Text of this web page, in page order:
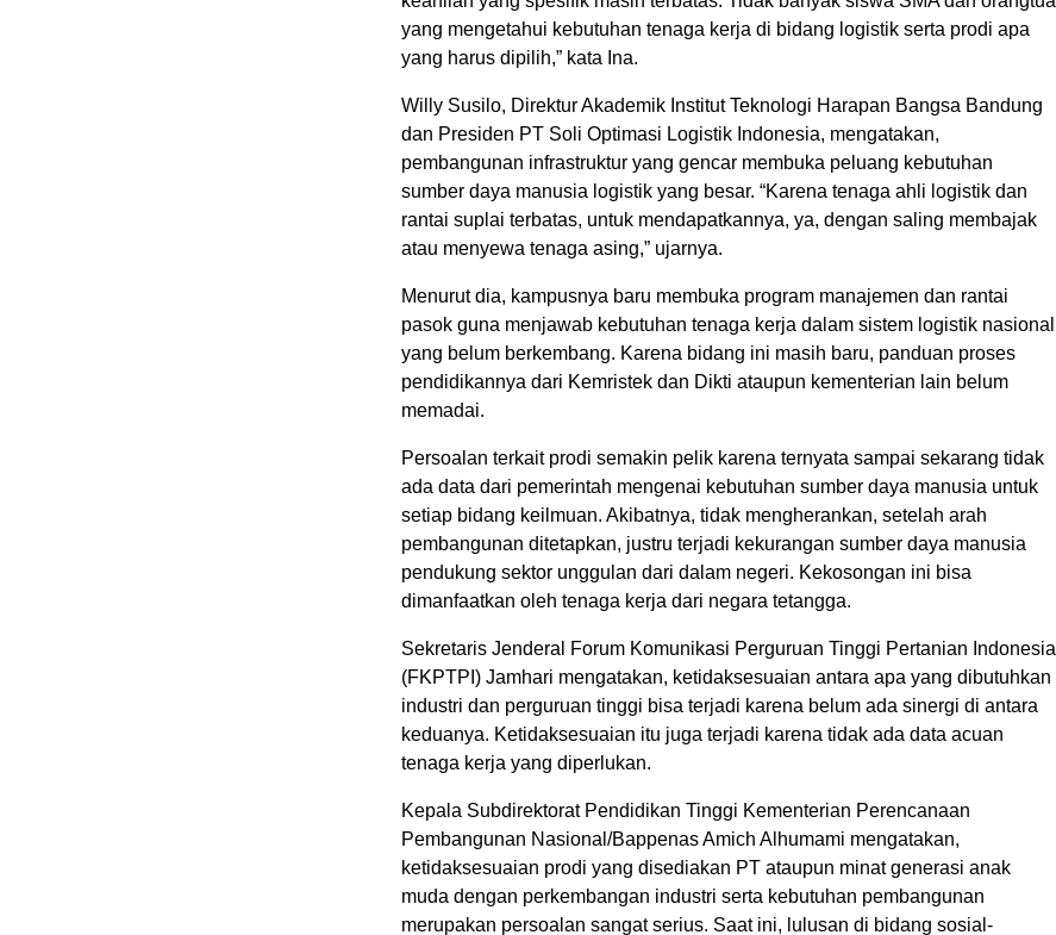
yang mengetahui kebutuhan tenaga kerja di bidang logistik serta prodi apa
yang harus dipilih,” kata Ina.
Willy Susilo, Direktur Akademik Institut Teknologi Harapan Bangsa Bandung
dan Presiden PT Soli Optimasi Logistik Indonesia, mengatakan,
pembangunan infrastruktur yang gencar membuka peluang kebutuhan
sumber daya manusia logistik yang besar. “Karena tenaga ahli logistik dan
rantai suplai terbatas, untuk mendapatkannya, ya, dengan saling membajak
atau menyewa tenaga asing,” ujarnya.
Menurut dia, kampusnya baru membuka program manajemen dan rantai
pasok guna menjawab kebutuhan tenaga kerja dalam sistem logistik nasional
yang belum berkembang. Karena bidang ini masih baru, panduan proses
pendidikannya dari Kemristek dan Dikti ataupun kementerian lain belum
memadai.
Persoalan terkait prodi semakin pelik karena ternyata sampai sekarang tidak
ada data dari pemerintah mengenai kebutuhan sumber daya manusia untuk
setiap bidang keilmuan. Akibatnya, tidak mengherankan, setelah arah
pembangunan ditetapkan, justru terjadi kekurangan sumber daya manusia
pendukung sektor unggulan dari dalam negeri. Kekosongan ini bisa
dimanfaatkan oleh tenaga kerja dari negara tetangga.
Sekretaris Jenderal Forum Komunikasi Perguruan Tinggi Pertanian Indonesia
(FKPTPI) Jamhari mengatakan, ketidaksesuaian antara apa yang dibutuhkan
industri dan perguruan tinggi bisa terjadi karena belum ada sinergi di antara
keduanya. Ketidaksesuaian itu juga terjadi karena tidak ada data acuan
tenaga kerja yang diperlukan.
Kepala Subdirektorat Pendidikan Tinggi Kementerian Perencanaan
Pembangunan Nasional/Bappenas Amich Alhumami mengatakan,
ketidaksesuaian prodi yang disediakan PT ataupun minat generasi anak
muda dengan perkembangan industri serta kebutuhan pembangunan
merupakan persoalan sangat serius. Saat ini, lulusan di bidang sosial-